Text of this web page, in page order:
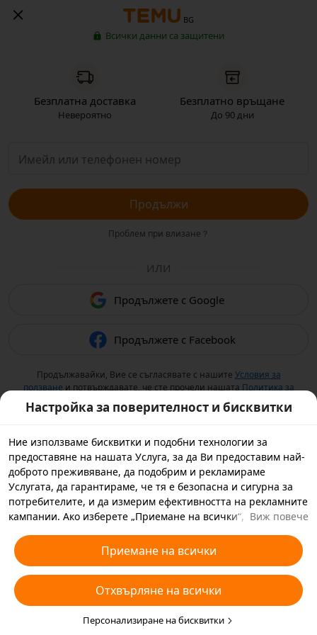
BG
Всички данни са защитени
Безплатна доставка
Невероятно
Безплатно връщане
До 90 дни
Продължи
Проблем при влизане？
ИЛИ
Продължете с Google
Продължете с Facebook
Продължавайки, Вие се съгласявате с нашите Условия за
ползване и потвърждавате, че сте прочели нашата Политика за
Настройка за поверителност и бисквитки
Ние използваме бисквитки и подобни технологии за
предоставяне на нашата Услуга, за да Ви предоставим най-
доброто преживяване, да подобрим и рекламираме
Услугата, да гарантираме, че тя е безопасна и сигурна за
потребителите, и да измерим ефективността на рекламните
кампании. Ако изберете „Приемане на всички“, Вие се
съхраняваме бисквитки и подобни технологии на Вашето
устройство за рекламни цели. Можете да изберете също
„Отхвърляне на всички“ за незадължителните бисквитки
или да изберете кои видове бисквитки искате да приемете
или дезактивирате, като кликнете върху „Персонализиране
на бисквитките“ по-долу или по всяко време в настройките
Виж повече
Приемане на всички
Отхвърляне на всички
Персонализиране на бисквитки